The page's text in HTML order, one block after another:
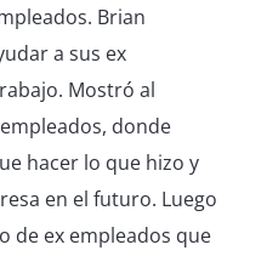
Brian
a sus ex
Mostró al
donde
hacer lo que hizo y
en el futuro. Luego
de ex empleados que